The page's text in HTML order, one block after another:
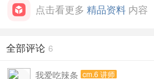
点击看更多 精品资料 内容
全部评论 6
我爱吃辣条 cm.6 讲师